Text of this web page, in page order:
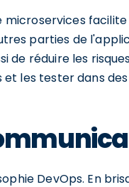
parties de
réduire les
les tester dans
DevOps. En